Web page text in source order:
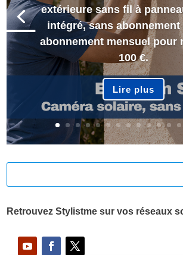
extérieure sans fil à
intégré, sans abonnement
abonnement mensuel pour
100 €.
Lire plus
Retrouvez Stylistme sur vos réseaux